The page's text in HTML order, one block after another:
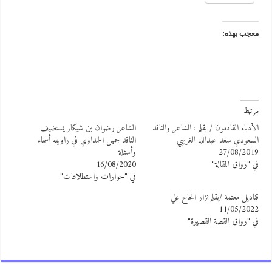
بهذه:
القادمون / بقلم : الشاعر والناقد
سعد عبدالله الغريبي
27/08/
"رواق المقالة"
الشاعر رضوان بن شيكار يستضيف
الناقد جميل الحمداوي في زاويته أسماء
وأسئلة
16/08/2020
في "حوارات واستطلاعات"
معتمة /بقلم:نزار الحاج علي
11/05/
"رواق القصة القصيرة"